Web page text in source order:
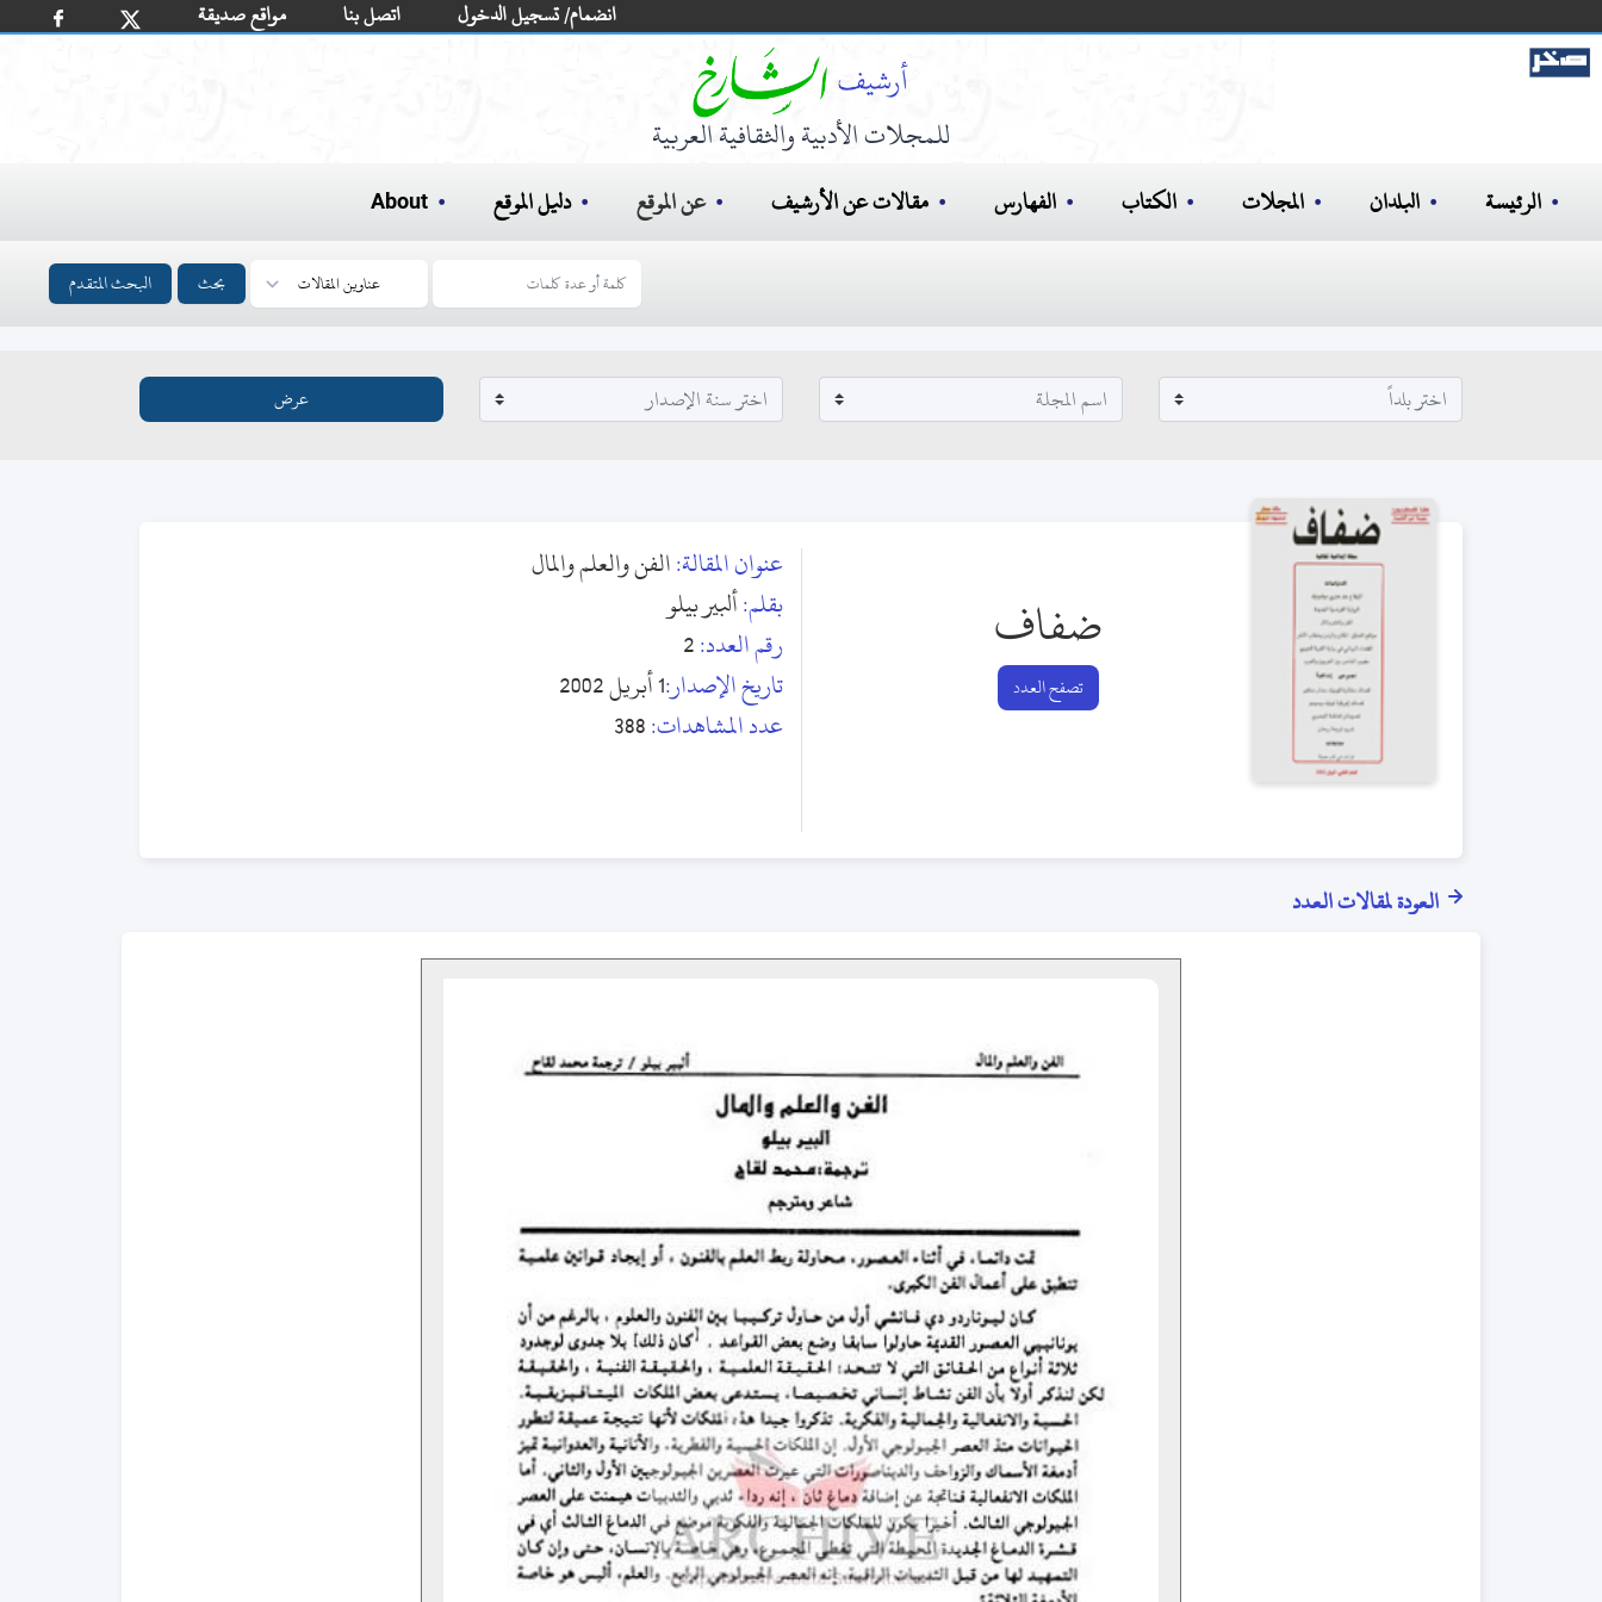
مواقع صديقة اتصل بنا انضمام/ تسجيل الدخول
للمجلات الأدبية والثقافية العربية
الرئيسة البلدان المجلات الكتاب الفهارس مقالات عن الأرشيف عن الموقع دليل الموقع About
بحث البحث المتقدم
ضفاف
تصفح العدد
عنوان المقالة:الفن والعلم والمال
بقلم:ألبير بيلو
رقم العدد:2
تاريخ الإصدار:1 أبريل 2002
عدد المشاهدات:388
العودة لمقالات العدد